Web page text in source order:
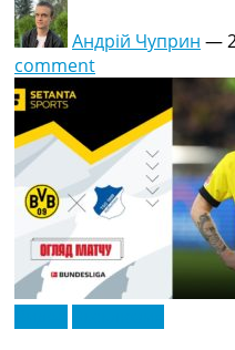
Андрій Чуприн —
comment